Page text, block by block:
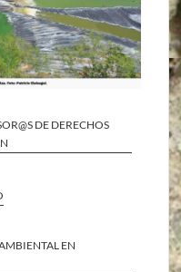
DE DERECHOS
EN